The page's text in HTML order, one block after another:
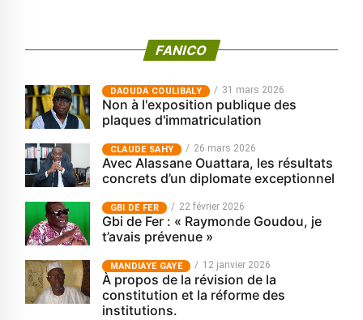
FANICO
‎DAOUDA COULIBALY 31 mars 2026
Non à l'exposition publique des
plaques d'immatriculation
CLAUDE SAHY 26 mars 2026
Avec Alassane Ouattara, les résultats
concrets d’un diplomate exceptionnel
GBI DE FER 22 février 2026
Gbi de Fer : « Raymonde Goudou, je
t’avais prévenue »
MANDIAYE GAYE 12 janvier 2026
À propos de la révision de la
constitution et la réforme des
institutions.